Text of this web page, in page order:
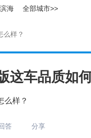
海 全部城市>>
么样？
这车品质如
么样？
答 分享